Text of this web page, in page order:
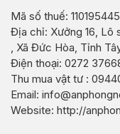
Mã số thuế:
Địa chỉ: Xưởng 16, Lô
, Xã Đức Hòa, Tỉnh
Điện thoại: 0272
Thu mua vật tư :
Email:
Website: http://